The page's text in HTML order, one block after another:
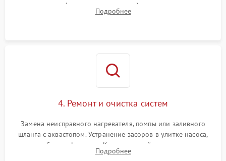
прессостата (датчика уровня воды), датчика мутности,
концевика дверцы и электронного модуля управления.
Подробнее
4. Ремонт и очистка систем
Замена неисправного нагревателя, помпы или заливного
шланга с аквастопом. Устранение засоров в улитке насоса,
патрубках и фильтрах. Компонентный ремонт платы
управления, восстановление поврежденной проводки.
Подробнее